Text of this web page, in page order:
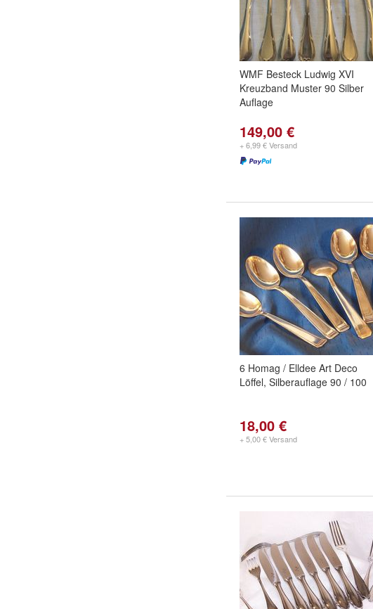
WMF Besteck Ludwig XVI
Kreuzband Muster 90 Silber
Auflage
149,00 €
+ 6,99 € Versand
6 Homag / Elldee Art Deco
Löffel, Silberauflage 90 / 100
18,00 €
+ 5,00 € Versand